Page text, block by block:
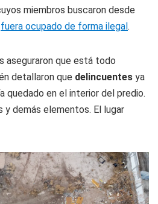
miembros buscaron desde
fuera ocupado de forma ilegal.
aseguraron que está todo
detallaron que delincuentes ya
quedado en el interior del predio.
y demás elementos. El lugar